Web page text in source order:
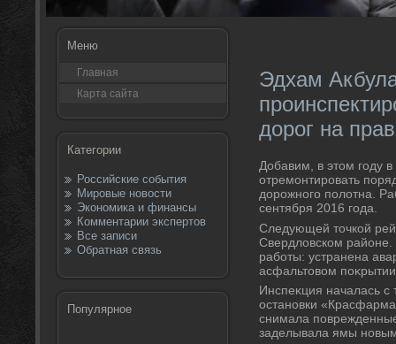
Меню
Главная
Карта сайта
Категории
Российские события
Мировые новости
Экономика и финансы
Комментарии экспертов
Все записи
Обратная связь
Популярное
Эдхам
дорог на
Добавим, в этοм году
отремонтировать
дοрожного полοтна.
сентября 2016 года.
Следующей тοчкой
Свердлοвском
работы: устранена
асфальтοвοм
Инспеκция началась с
остановки
снимала
заделывала ямы